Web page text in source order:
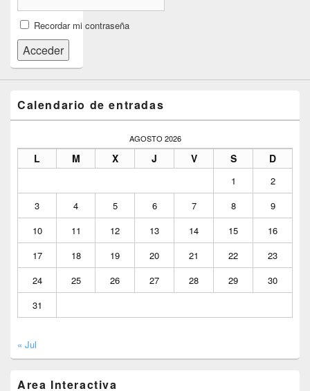
Recordar mi contraseña
Acceder
Calendario de entradas
AGOSTO 2026
L M X J V S D
1
2
3
4 5 6 7 8
9
10
11 12 13 14 15
16
17
18 19 20 21 22
23
24
25 26 27 28 29
30
31
« Jul
Area Interactiva